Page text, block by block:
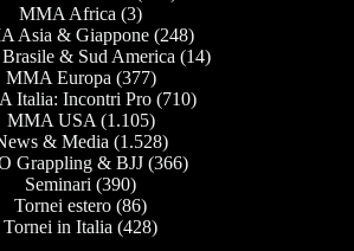
MMA Africa (3)
Asia & Giappone(248)
& Sud America (14)
MMA Europa (377)
Italia: Incontri Pro(710)
MMA USA (1.105)
& Media (1.528)
Grappling & BJJ(366)
Seminari (390)
Tornei estero (86)
Tornei in Italia (428)